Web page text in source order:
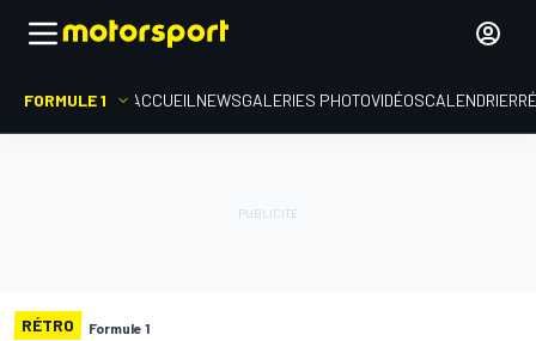
FORMULE 1 ACCUEIL NEWSGALERIES PHOTOVIDÉOSCALENDRIER
RÉTRO Formule 1